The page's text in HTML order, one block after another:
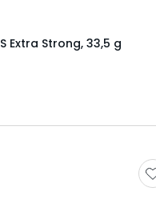
Extra Strong, 33,5 g